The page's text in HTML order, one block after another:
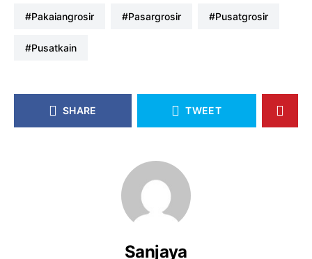
#pakaiangrosir #pasargrosir #pusatgrosir
#pusatkain
SHARE TWEET
Sanjaya